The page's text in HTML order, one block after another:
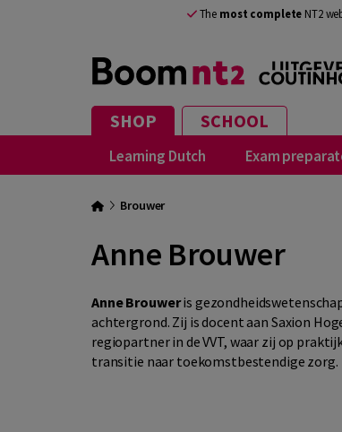
The most complete NT2
SHOP SCHOOL
Learning Dutch Exam
Brouwer
Anne Brouwer
Anne Brouweris
achtergrond. Zij is docent aan Saxion
regiopartner in de VVT, waar zij op
transitie naar toekomstbestendige zorg.